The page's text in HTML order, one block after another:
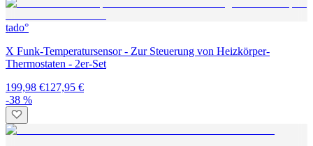
tado°
X Funk-Temperatursensor - Zur Steuerung von Heizkörper-
Thermostaten - 2er-Set
199,98 €127,95 €
-38 %